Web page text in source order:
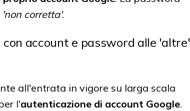
'non corretta'.
account e password alle 'altre'
all'entrata in vigore su larga scala
l'autenticazione di account Google.